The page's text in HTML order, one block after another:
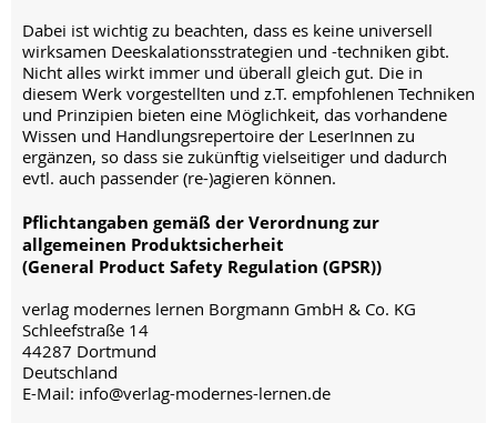
Dabei ist wichtig zu beachten, dass es keine universell
wirksamen Deeskalationsstrategien und -techniken gibt.
Nicht alles wirkt immer und überall gleich gut. Die in
diesem Werk vorgestellten und z.T. empfohlenen Techniken
und Prinzipien bieten eine Möglichkeit, das vorhandene
Wissen und Handlungsrepertoire der LeserInnen zu
ergänzen, so dass sie zukünftig vielseitiger und dadurch
evtl. auch passender (re-)agieren können.
Pflichtangaben gemäß der Verordnung zur
allgemeinen Produktsicherheit
(General Product Safety Regulation (GPSR))
verlag modernes lernen Borgmann GmbH & Co. KG
Schleefstraße 14
44287 Dortmund
Deutschland
E-Mail: info@verlag-modernes-lernen.de